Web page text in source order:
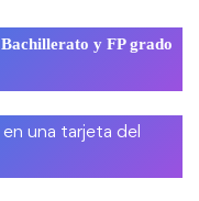
Bachillerato y FP grado
en una tarjeta del